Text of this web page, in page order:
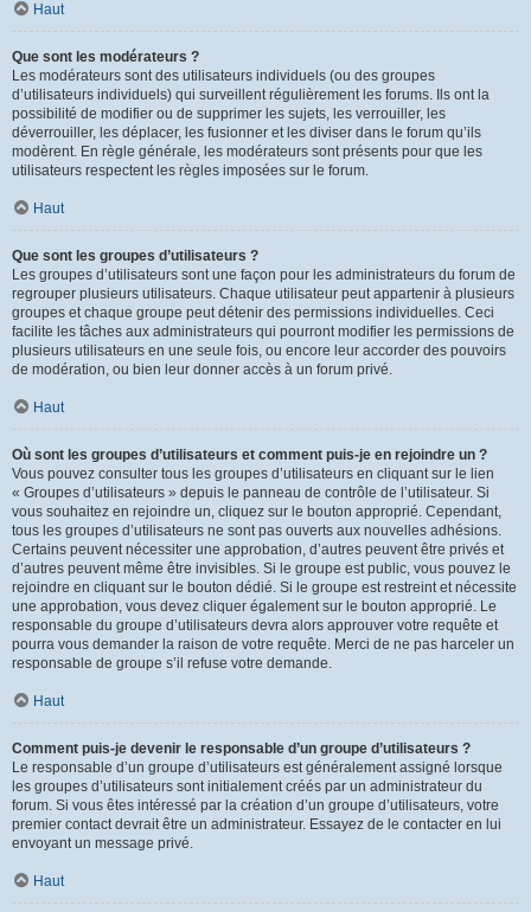
Haut
Que sont les modérateurs ?
Les modérateurs sont des utilisateurs individuels (ou des groupes
d’utilisateurs individuels) qui surveillent régulièrement les forums. Ils ont la
possibilité de modifier ou de supprimer les sujets, les verrouiller, les
déverrouiller, les déplacer, les fusionner et les diviser dans le forum qu’ils
modèrent. En règle générale, les modérateurs sont présents pour que les
utilisateurs respectent les règles imposées sur le forum.
Haut
Que sont les groupes d’utilisateurs ?
Les groupes d’utilisateurs sont une façon pour les administrateurs du forum de
regrouper plusieurs utilisateurs. Chaque utilisateur peut appartenir à plusieurs
groupes et chaque groupe peut détenir des permissions individuelles. Ceci
facilite les tâches aux administrateurs qui pourront modifier les permissions de
plusieurs utilisateurs en une seule fois, ou encore leur accorder des pouvoirs
de modération, ou bien leur donner accès à un forum privé.
Haut
Où sont les groupes d’utilisateurs et comment puis-je en rejoindre un ?
Vous pouvez consulter tous les groupes d’utilisateurs en cliquant sur le lien
« Groupes d’utilisateurs » depuis le panneau de contrôle de l’utilisateur. Si
vous souhaitez en rejoindre un, cliquez sur le bouton approprié. Cependant,
tous les groupes d’utilisateurs ne sont pas ouverts aux nouvelles adhésions.
Certains peuvent nécessiter une approbation, d’autres peuvent être privés et
d’autres peuvent même être invisibles. Si le groupe est public, vous pouvez le
rejoindre en cliquant sur le bouton dédié. Si le groupe est restreint et nécessite
une approbation, vous devez cliquer également sur le bouton approprié. Le
responsable du groupe d’utilisateurs devra alors approuver votre requête et
pourra vous demander la raison de votre requête. Merci de ne pas harceler un
responsable de groupe s’il refuse votre demande.
Haut
Comment puis-je devenir le responsable d’un groupe d’utilisateurs ?
Le responsable d’un groupe d’utilisateurs est généralement assigné lorsque
les groupes d’utilisateurs sont initialement créés par un administrateur du
forum. Si vous êtes intéressé par la création d’un groupe d’utilisateurs, votre
premier contact devrait être un administrateur. Essayez de le contacter en lui
envoyant un message privé.
Haut